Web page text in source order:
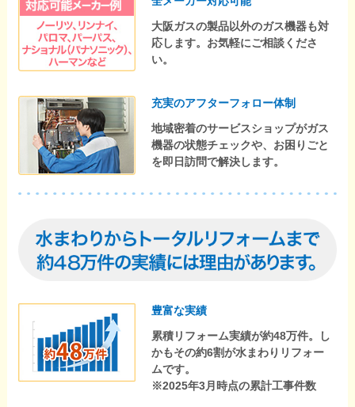
大阪ガスの製品以外のガス機器も対
応します。お気軽にご相談くださ
い。
充実のアフターフォロー体制
地域密着のサービスショップがガス
機器の状態チェックや、お困りごと
を即日訪問で解決します。
豊富な実績
累積リフォーム実績が約48万件。し
かもその約6割が水まわりリフォー
ムです。
※2025年3月時点の累計工事件数